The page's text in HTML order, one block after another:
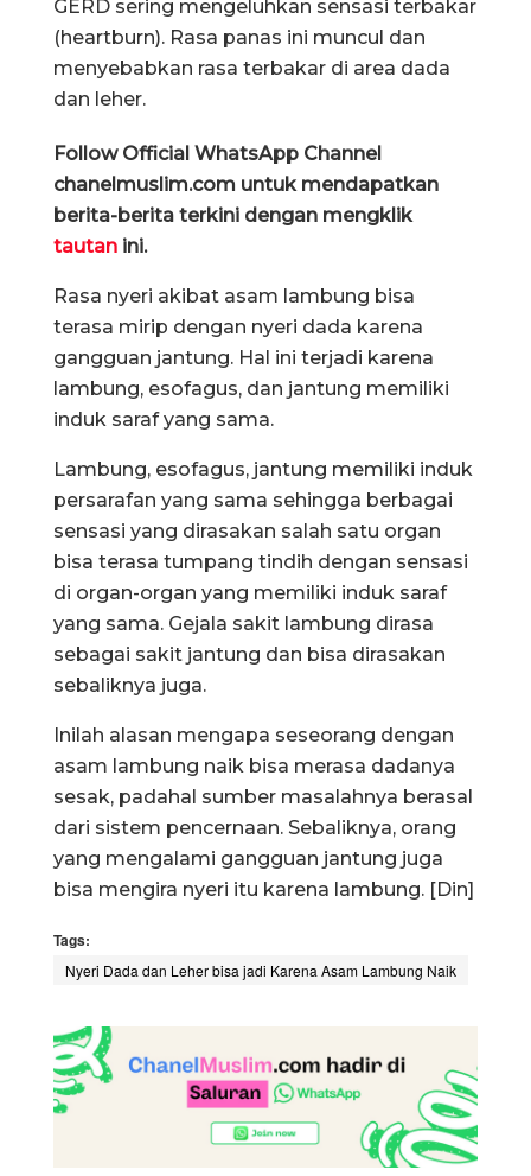
GERD sering mengeluhkan sensasi terbakar
(heartburn). Rasa panas ini muncul dan
menyebabkan rasa terbakar di area dada
dan leher.
Follow Official WhatsApp Channel
chanelmuslim.com untuk mendapatkan
berita-berita terkini dengan mengklik
tautan ini.
Rasa nyeri akibat asam lambung bisa
terasa mirip dengan nyeri dada karena
gangguan jantung. Hal ini terjadi karena
lambung, esofagus, dan jantung memiliki
induk saraf yang sama.
Lambung, esofagus, jantung memiliki induk
persarafan yang sama sehingga berbagai
sensasi yang dirasakan salah satu organ
bisa terasa tumpang tindih dengan sensasi
di organ-organ yang memiliki induk saraf
yang sama. Gejala sakit lambung dirasa
sebagai sakit jantung dan bisa dirasakan
sebaliknya juga.
Inilah alasan mengapa seseorang dengan
asam lambung naik bisa merasa dadanya
sesak, padahal sumber masalahnya berasal
dari sistem pencernaan. Sebaliknya, orang
yang mengalami gangguan jantung juga
bisa mengira nyeri itu karena lambung. [Din]
Tags:
Nyeri Dada dan Leher bisa jadi Karena Asam Lambung Naik